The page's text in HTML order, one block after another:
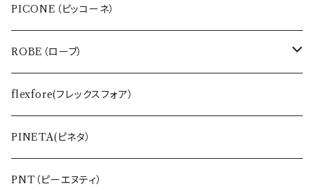
インナー
バッグ・ポーチ
ワンピース
Tシャツ
PICONE（ピッコーネ）
ROBE（ローブ）
BLUE FRONCE
vivapresto
ETERNO BELLEZZA
flexfore(フレックスフォア）
PINETA(ピネタ）
PNT（ピーエヌティ）